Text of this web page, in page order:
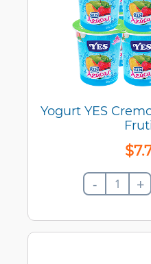
Yogurt YES
$7.
- +